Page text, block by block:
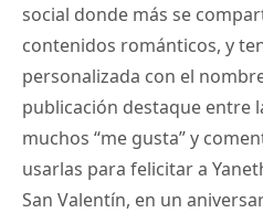
social donde más se
contenidos románticos, y
personalizada con el
publicación destaque entre
muchos “me gusta” y
usarlas para felicitar a
San Valentín, en un